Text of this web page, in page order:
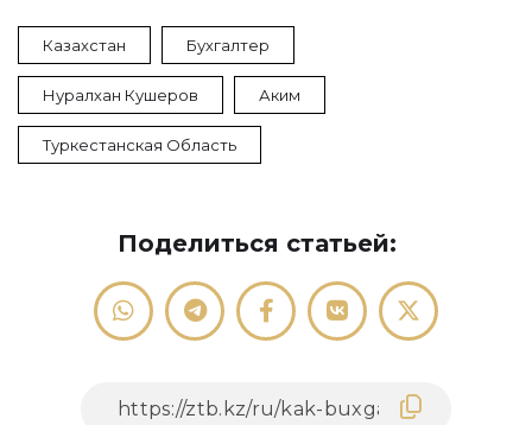
Казахстан Бухгалтер
Нуралхан Кушеров Аким
Туркестанская Область
Поделиться статьей: